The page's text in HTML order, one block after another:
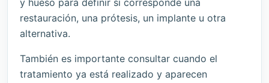
y hueso para definir si corresponde una
restauración, una prótesis, un implante u otra
alternativa.
También es importante consultar cuando el
tratamiento ya está realizado y aparecen